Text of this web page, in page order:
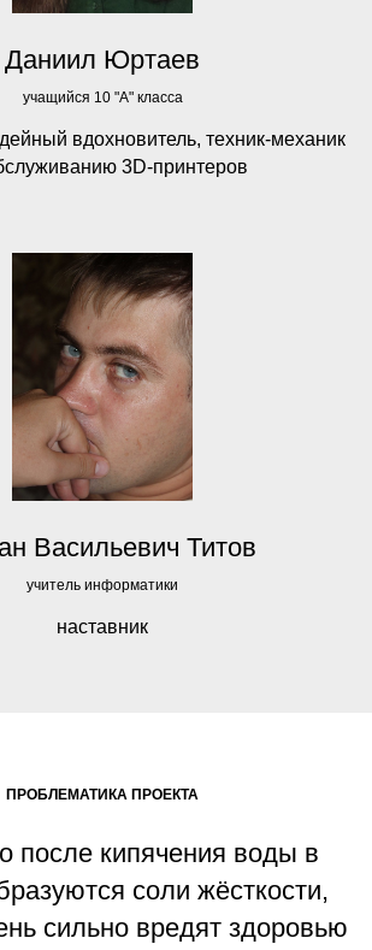
Даниил Юртаев
учащийся 10 "А" класса
вдохновитель, техник-механик
3D-принтеров
Васильевич Титов
учитель информатики
наставник
ПРОБЛЕМАТИКА ПРОЕКТА
после кипячения воды в
соли жёсткости,
сильно вредят здоровью